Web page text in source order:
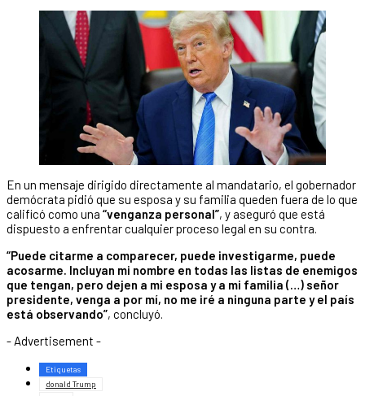
En un mensaje dirigido directamente al mandatario, el gobernador
demócrata pidió que su esposa y su familia queden fuera de lo que
calificó como una “venganza personal”, y aseguró que está
dispuesto a enfrentar cualquier proceso legal en su contra.
“Puede citarme a comparecer, puede investigarme, puede
acosarme. Incluyan mi nombre en todas las listas de enemigos
que tengan, pero dejen a mi esposa y a mi familia (…) señor
presidente, venga a por mí, no me iré a ninguna parte y el país
está observando”, concluyó.
- Advertisement -
Etiquetas
donald Trump